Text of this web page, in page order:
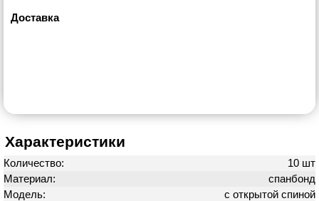
Доставка
Характеристики
Количество:
10 шт
Материал:
спанбонд
Модель:
с открытой спиной